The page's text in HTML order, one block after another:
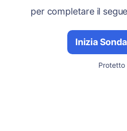
per completare il
Inizia
Protetto